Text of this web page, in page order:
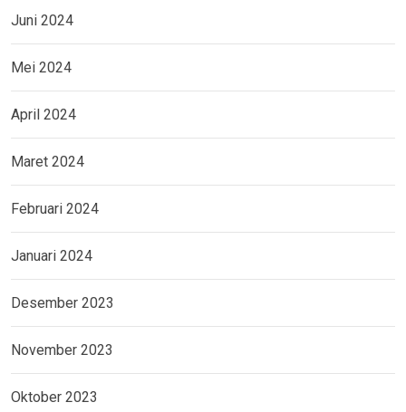
Juni 2024
Mei 2024
April 2024
Maret 2024
Februari 2024
Januari 2024
Desember 2023
November 2023
Oktober 2023